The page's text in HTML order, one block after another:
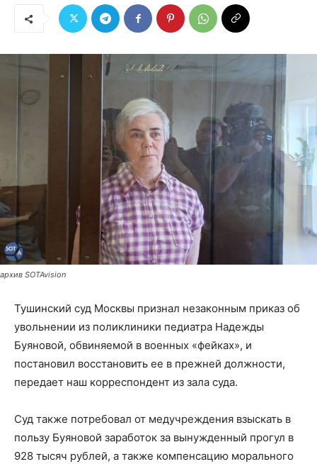
архив SOTAvision
Тушинский суд Москвы признал незаконным приказ об
увольнении из поликлиники педиатра Надежды
Буяновой, обвиняемой в военных «фейках», и
постановил восстановить ее в прежней должности,
передает наш корреспондент из зала суда.
Суд также потребовал от медучреждения взыскать в
пользу Буяновой заработок за вынужденный прогул в
928 тысяч рублей, а также компенсацию морального